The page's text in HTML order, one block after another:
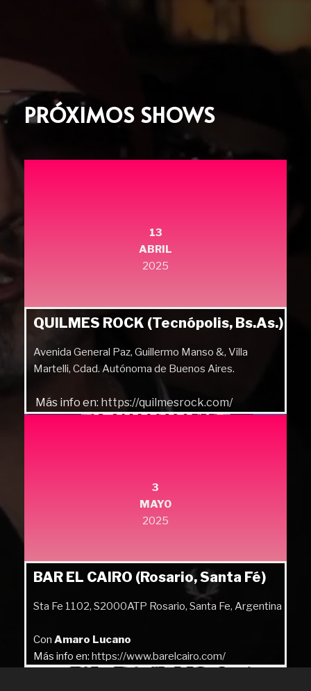
PRÓXIMOS SHOWS
ABRIL
2025
QUILMES ROCK (Tecnópolis, Bs.As.)
Martelli, Cdad. Autónoma de Buenos Aires.
MAYO
2025
BAR EL CAIRO (Rosario, Santa Fé)
Más info en: https://www.barelcairo.com/